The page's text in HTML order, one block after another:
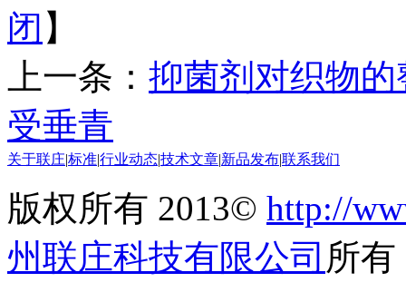
闭 】
上一条： 抑菌剂对织物的
受垂青
关于联庄标准行业动态技术文章 新品发布联系我们
版权所有 2013© http://
州联庄科技有限公司 所